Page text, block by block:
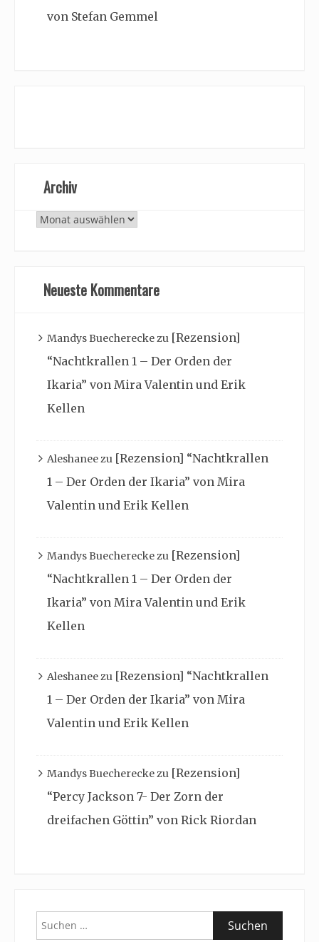
von Stefan Gemmel
Archiv
Archiv
Neueste Kommentare
Mandys Buechereckezu [Rezension]
“Nachtkrallen 1 – Der Orden der
Ikaria” von Mira Valentin und Erik
Kellen
Aleshaneezu [Rezension] “Nachtkrallen
1 – Der Orden der Ikaria” von Mira
Valentin und Erik Kellen
Mandys Buechereckezu [Rezension]
“Nachtkrallen 1 – Der Orden der
Ikaria” von Mira Valentin und Erik
Kellen
Aleshaneezu [Rezension] “Nachtkrallen
1 – Der Orden der Ikaria” von Mira
Valentin und Erik Kellen
Mandys Buechereckezu [Rezension]
“Percy Jackson 7- Der Zorn der
dreifachen Göttin” von Rick Riordan
Suchen
nach: